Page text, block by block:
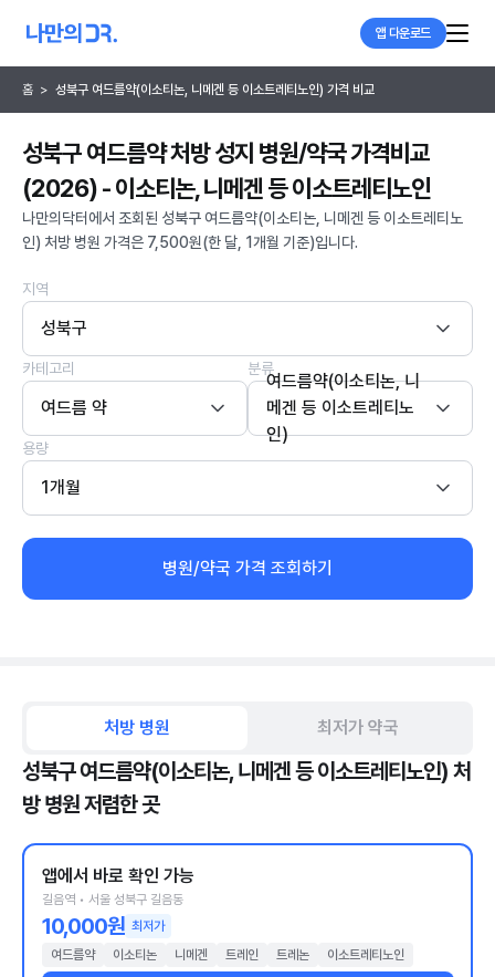
앱 다운로드
홈 > 성북구 여드름약(이소티논, 니메겐 등 이소트레티노인) 가격 비교
성북구 여드름약 처방 성지 병원/약국 가격비교
(2026) - 이소티논, 니메겐 등 이소트레티노인
나만의닥터에서 조회된 성북구 여드름약(이소티논, 니메겐 등 이소트레티노
인) 처방 병원 가격은 7,500원(한 달, 1개월 기준)입니다.
지역
성북구
카테고리
여드름 약
분류
여드름약(이소티논, 니
메겐 등 이소트레티노
인)
용량
1개월
병원/약국 가격 조회하기
처방 병원 최저가 약국
성북구 여드름약(이소티논, 니메겐 등 이소트레티노인) 처
방 병원 저렴한 곳
앱에서 바로 확인 가능
길음역 • 서울 성북구 길음동
10,000원 최저가
여드름약
이소티논 니메겐 트레인 트레논 이소트레티노인